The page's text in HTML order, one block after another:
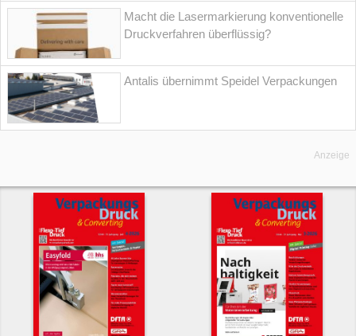
Macht die Lasermarkierung konventionelle
Druckverfahren überflüssig?
Antalis übernimmt Speidel Verpackungen
Anzeige